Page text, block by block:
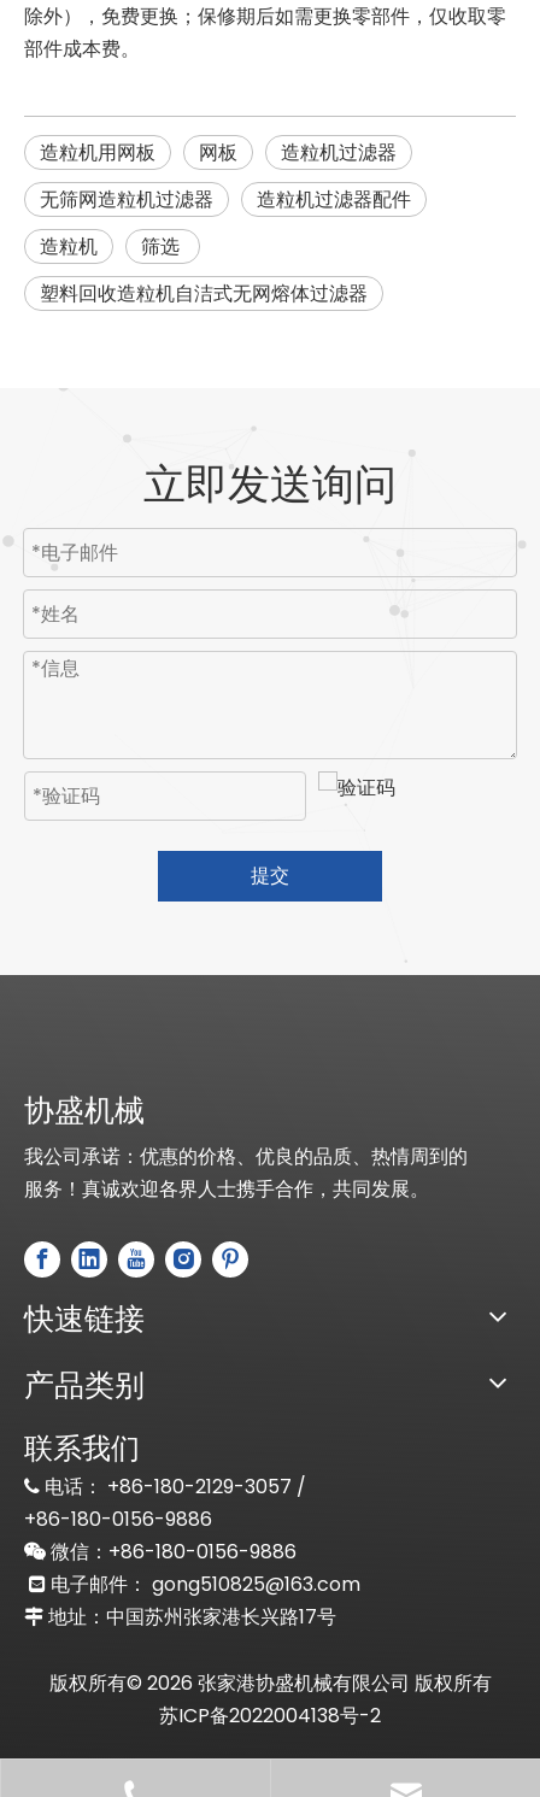
除外），免费更换；保修期后如需更换零部件，仅收取零
部件成本费。
造粒机用网板 网板
造粒机过滤器
无筛网造粒机过滤器
造粒机过滤器配件
造粒机
筛选
塑料回收造粒机自洁式无网熔体过滤器
立即发送询问
提交
协盛机械
我公司承诺：优惠的价格、优良的品质、热情周到的
服务！真诚欢迎各界人士携手合作，共同发展。
快速链接
产品类别
联系我们
 电话： +86-180-2129-3057 /
+86-180-0156-9886
 微信：+86-180-0156-9886
 电子邮件： gong510825@163.com
 地址：中国苏州张家港长兴路17号
版权所有© 2026 张家港协盛机械有限公司 版权所有
苏ICP备2022004138号-2